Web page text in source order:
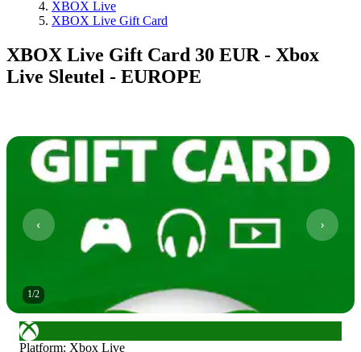
XBOX Live
XBOX Live Gift Card
XBOX Live Gift Card 30 EUR - Xbox
Live Sleutel - EUROPE
1/2
Platform: Xbox Live